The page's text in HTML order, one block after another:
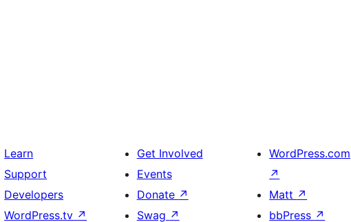
Learn
Support
Developers
WordPress.tv ↗
Get Involved
Events
Donate ↗
Swag ↗
WordPress.com
↗
Matt ↗
bbPress ↗